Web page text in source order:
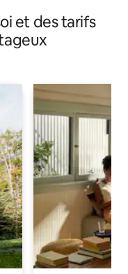
et des tarifs